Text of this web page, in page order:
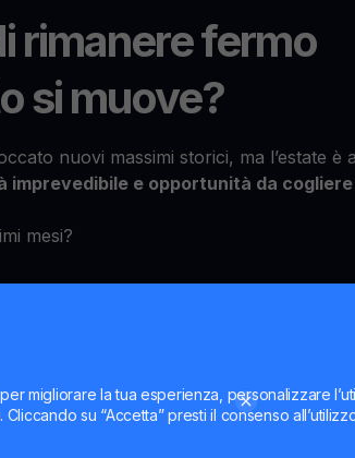
migliorare la tua esperienza, personalizzare
su “Accetta” presti il consenso
rimanere fermo
si muove?
nuovi massimi storici, ma l’estate è
imprevedibile e opportunità da
mesi?
intermarket per
Sartorelliti guiderà attraverso l’analisi
principali crypto, fornendoti